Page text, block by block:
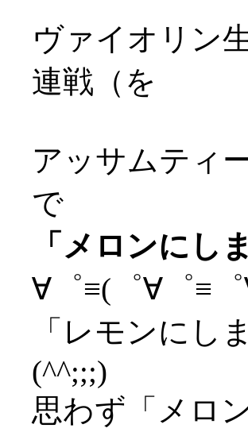
ヴァイオリン
連戦（を
アッサムティ
で
「メロンにし
∀゜≡(゜∀゜≡
「レモンにし
(^^;;;)
思わず「メロ